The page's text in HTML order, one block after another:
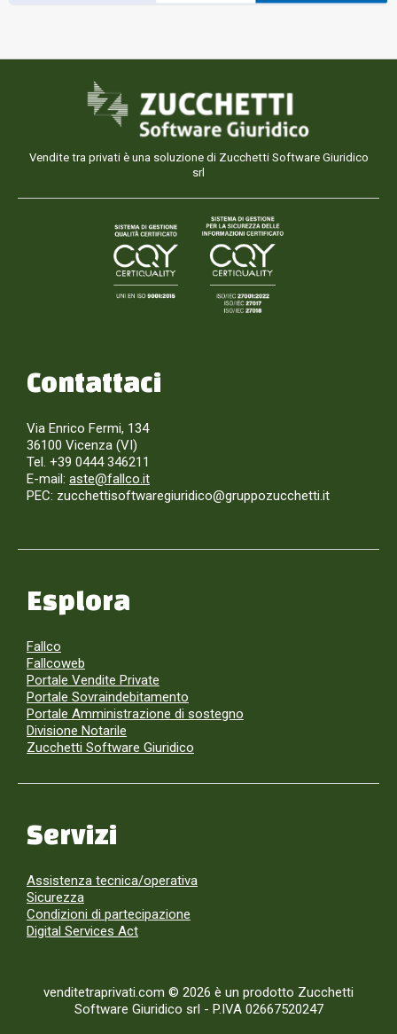
Vendite tra privati è una soluzione di Zucchetti Software Giuridico
srl
Contattaci
Via Enrico Fermi, 134
36100 Vicenza (VI)
Tel. +39 0444 346211
E-mail: aste@fallco.it
PEC: zucchettisoftwaregiuridico@gruppozucchetti.it
Esplora
Fallco
Fallcoweb
Portale Vendite Private
Portale Sovraindebitamento
Portale Amministrazione di sostegno
Divisione Notarile
Zucchetti Software Giuridico
Servizi
Assistenza tecnica/operativa
Sicurezza
Condizioni di partecipazione
Digital Services Act
venditetraprivati.com © 2026 è un prodotto Zucchetti
Software Giuridico srl - P.IVA 02667520247